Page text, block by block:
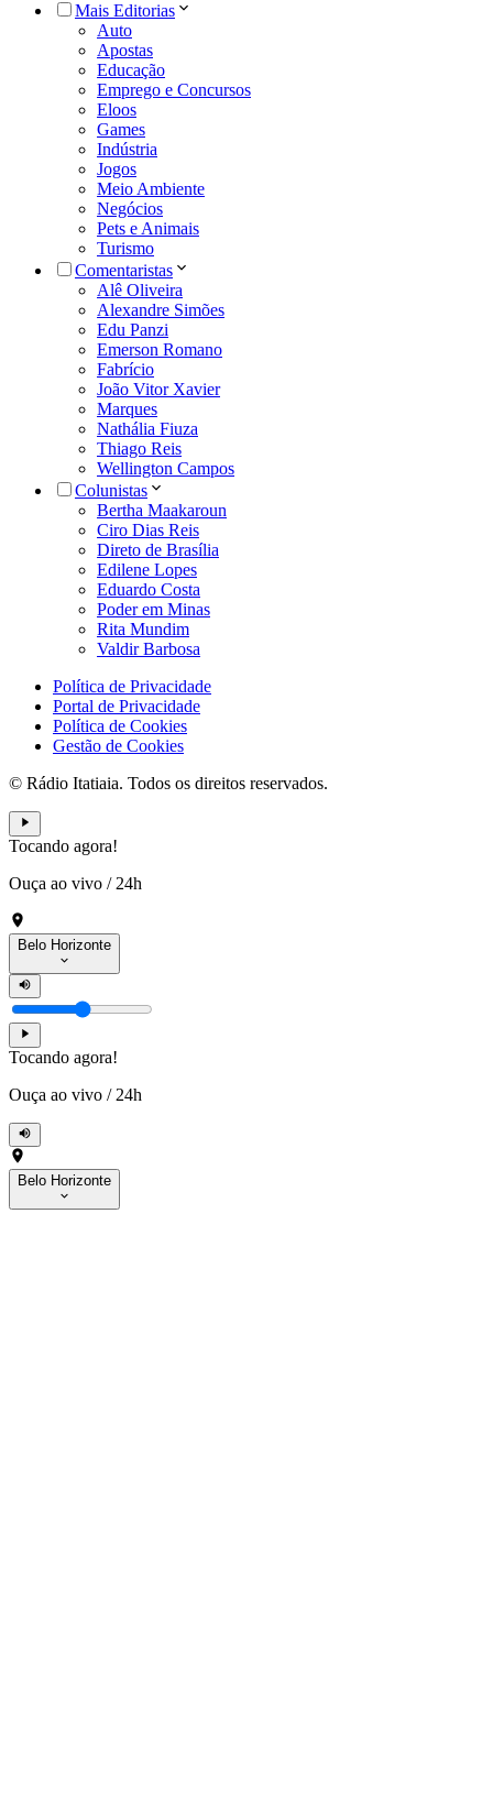
Mais Editorias
Auto
Apostas
Educação
Emprego e Concursos
Eloos
Games
Indústria
Jogos
Meio Ambiente
Negócios
Pets e Animais
Turismo
Comentaristas
Alê Oliveira
Alexandre Simões
Edu Panzi
Emerson Romano
Fabrício
João Vitor Xavier
Marques
Nathália Fiuza
Thiago Reis
Wellington Campos
Colunistas
Bertha Maakaroun
Ciro Dias Reis
Direto de Brasília
Edilene Lopes
Eduardo Costa
Poder em Minas
Rita Mundim
Valdir Barbosa
Política de Privacidade
Portal de Privacidade
Política de Cookies
Gestão de Cookies
© Rádio Itatiaia. Todos os direitos reservados.
Tocando agora!
Ouça ao vivo / 24h
Belo Horizonte
Tocando agora!
Ouça ao vivo / 24h
Belo Horizonte